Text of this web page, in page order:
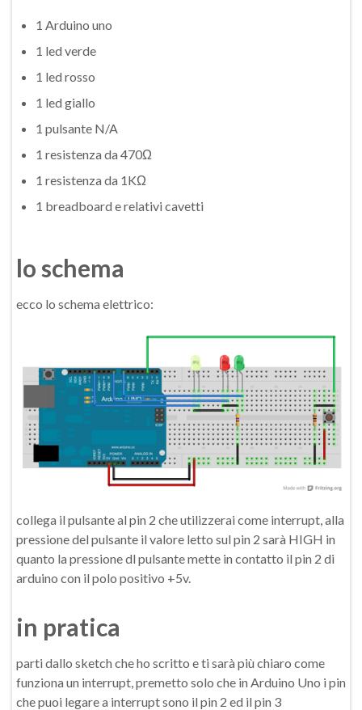
1 Arduino uno
1 led verde
1 led rosso
1 led giallo
1 pulsante N/A
1 resistenza da 470Ω
1 resistenza da 1KΩ
1 breadboard e relativi cavetti
lo schema
ecco lo schema elettrico:
collega il pulsante al pin 2 che utilizzerai come interrupt, alla
pressione del pulsante il valore letto sul pin 2 sarà HIGH in
quanto la pressione dl pulsante mette in contatto il pin 2 di
arduino con il polo positivo +5v.
in pratica
parti dallo sketch che ho scritto e ti sarà più chiaro come
funziona un interrupt, premetto solo che in Arduino Uno i pin
che puoi legare a interrupt sono il pin 2 ed il pin 3